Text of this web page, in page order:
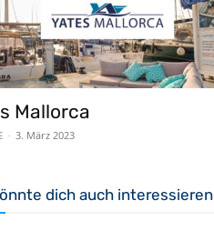
Mallorca
- 3. März 2023
dich auch interessieren